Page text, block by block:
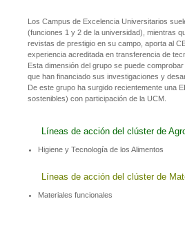
Los Campus de Excelencia Universitarios
(funciones 1 y 2 de la universidad), mientras
revistas de prestigio en su campo, aporta al
experiencia acreditada en transferencia de
Esta dimensión del grupo se puede
que han financiado sus investigaciones y
De este grupo ha surgido recientemente una
sostenibles) con participación de la UCM.
Líneas de acción del clúster de
Higiene y Tecnología de los Alimentos
Líneas de acción del clúster de
Materiales funcionales